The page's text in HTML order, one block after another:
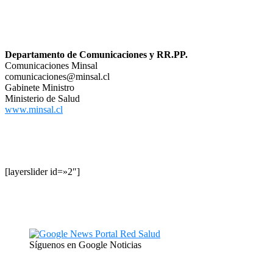
Departamento de Comunicaciones y RR.PP.
Comunicaciones Minsal
comunicaciones@minsal.cl
Gabinete Ministro
Ministerio de Salud
www.minsal.cl
[layerslider id=»2″]
Síguenos en Google Noticias